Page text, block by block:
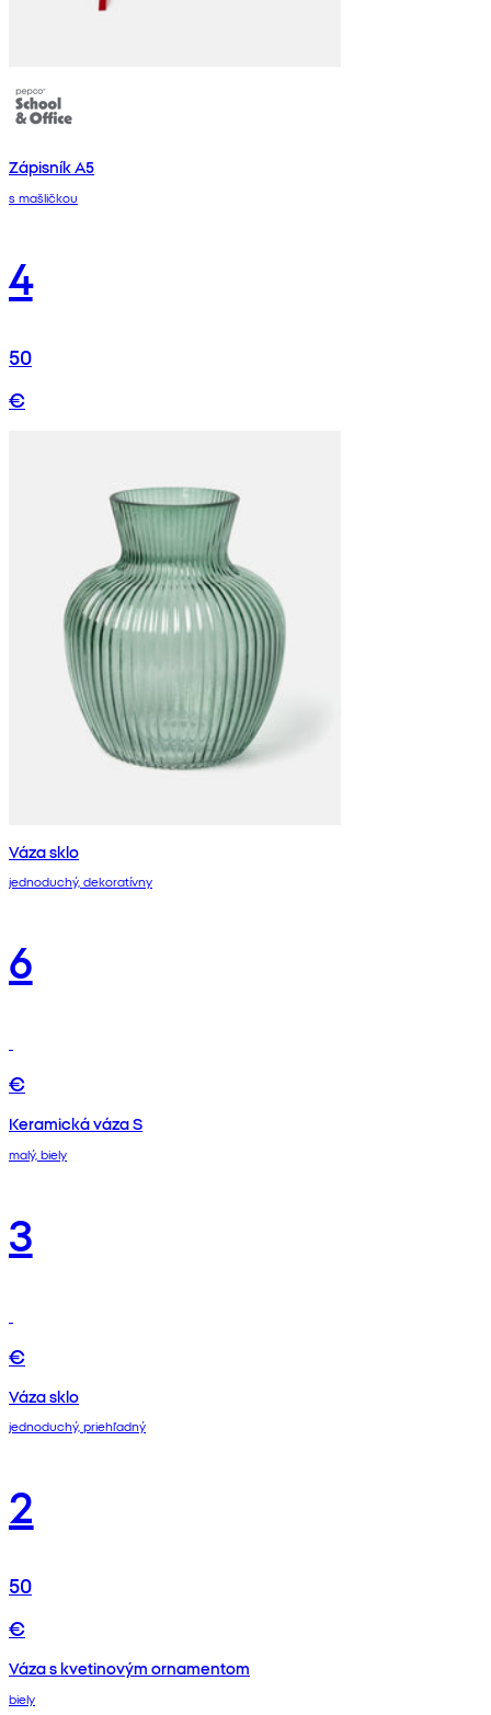
Zápisník A5
s mašličkou
4
50
€
Váza sklo
jednoduchý, dekoratívny
6
€
Keramická váza S
malý, biely
3
€
Váza sklo
jednoduchý, priehľadný
2
50
€
Váza s kvetinovým ornamentom
biely